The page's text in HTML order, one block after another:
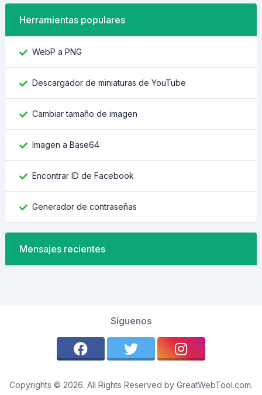
Herramientas populares
WebP a PNG
Descargador de miniaturas de YouTube
Cambiar tamaño de imagen
Imagen a Base64
Encontrar ID de Facebook
Generador de contraseñas
Mensajes recientes
Síguenos
Copyrights © 2026. All Rights Reserved by GreatWebTool.com.